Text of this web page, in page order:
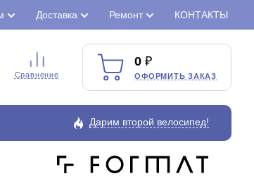
Доставка Ремонт КОНТАКТЫ
Сравнение
0
ОФОРМИТЬ ЗАКАЗ
Дарим второй велосипед!